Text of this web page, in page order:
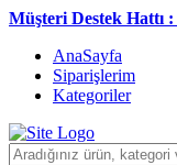
Müşteri Destek Hattı :
AnaSayfa
Siparişlerim
Kategoriler